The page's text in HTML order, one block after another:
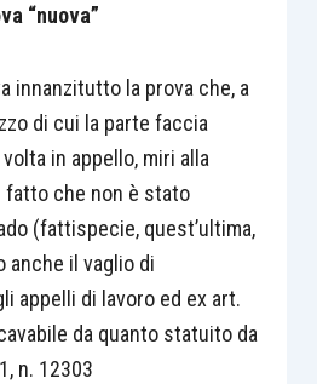
“nuova”
innanzitutto la prova che, a
di cui la parte faccia
in appello, miri alla
fatto che non è stato
(fattispecie, quest’ultima,
anche il vaglio di
appelli di lavoro ed ex art.
da quanto statuito da
n. 12303